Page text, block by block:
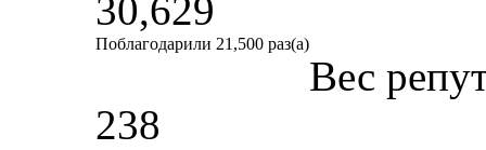
30,629
Поблагодарили 21,500 раз(а)
Вес
238